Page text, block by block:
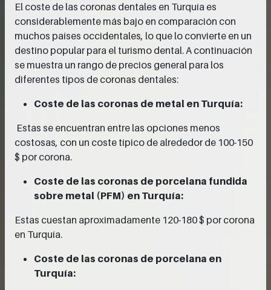
El coste de las coronas dentales en Turquía es
considerablemente más bajo en comparación con
muchos países occidentales, lo que lo convierte en un
destino popular para el turismo dental. A continuación
se muestra un rango de precios general para los
diferentes tipos de coronas dentales:
Coste de las coronas de metal en Turquía:
Estas se encuentran entre las opciones menos
costosas, con un coste típico de alrededor de 100-150
$ por corona.
Coste de las coronas de porcelana fundida
sobre metal (PFM) en Turquía:
Estas cuestan aproximadamente 120-180 $ por corona
en Turquía.
Coste de las coronas de porcelana en
Turquía: